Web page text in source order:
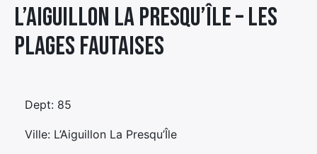
L’Aiguillon La Presqu’Île – LES
PLAGES FAUTAISES
Dept: 85
Ville: L’Aiguillon La Presqu’Île
de
menu
Élément
de
Élément
de